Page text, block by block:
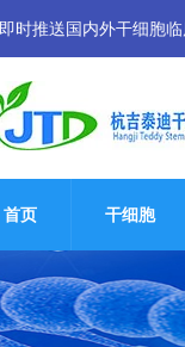
即时推送国内外干细胞
首页 干细胞